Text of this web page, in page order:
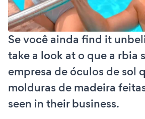
Se você ainda find it
take a look at o que a rbia
empresa de óculos de sol
molduras de madeira
seen in their business.